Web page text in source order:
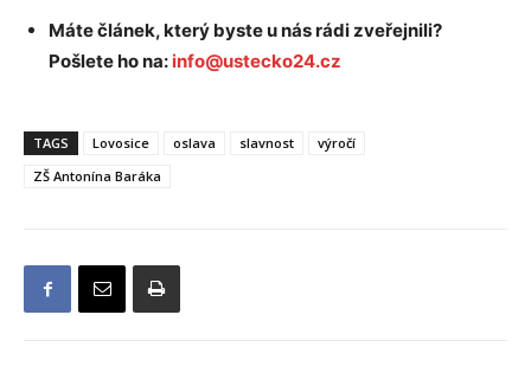
Máte článek, který byste u nás rádi zveřejnili?
Pošlete ho na: info@ustecko24.cz
TAGS Lovosice oslava slavnost
výročí
ZŠ Antonína Baráka